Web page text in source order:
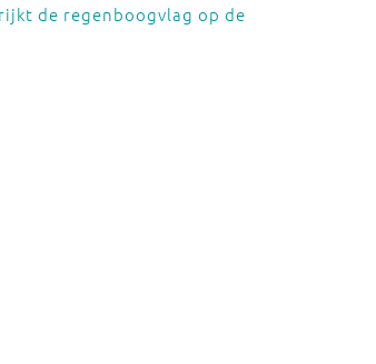
de regenboogvlag op de